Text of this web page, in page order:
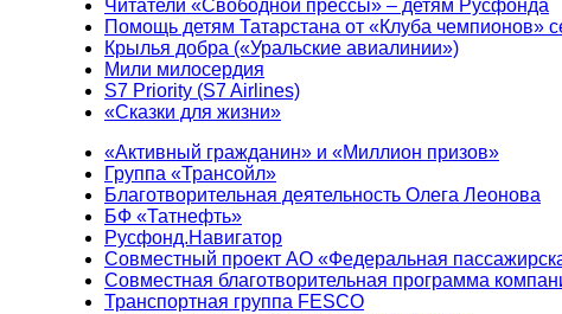
Читатели «Свободной прессы» – детям Русфонда
Помощь детям Татарстана от «Клуба чемпионов»
Крылья добра («Уральские авиалинии»)
Мили милосердия
S7 Priority (S7 Airlines)
«Сказки для жизни»
«Активный гражданин» и «Миллион призов»
Группа «Трансойл»
Благотворительная деятельность Олега Леонова
БФ «Татнефть»
Русфонд.Навигатор
Совместный проект АО «Федеральная
Совместная благотворительная программа
Транспортная группа FESCO